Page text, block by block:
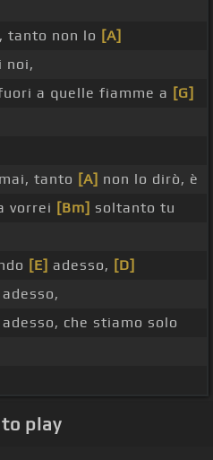
tanto non lo [A]
noi,
a quelle fiamme a [G]
tanto [A] non lo dirò, è
vorrei [Bm] soltanto tu
[E] adesso, [D]
che stiamo solo
play